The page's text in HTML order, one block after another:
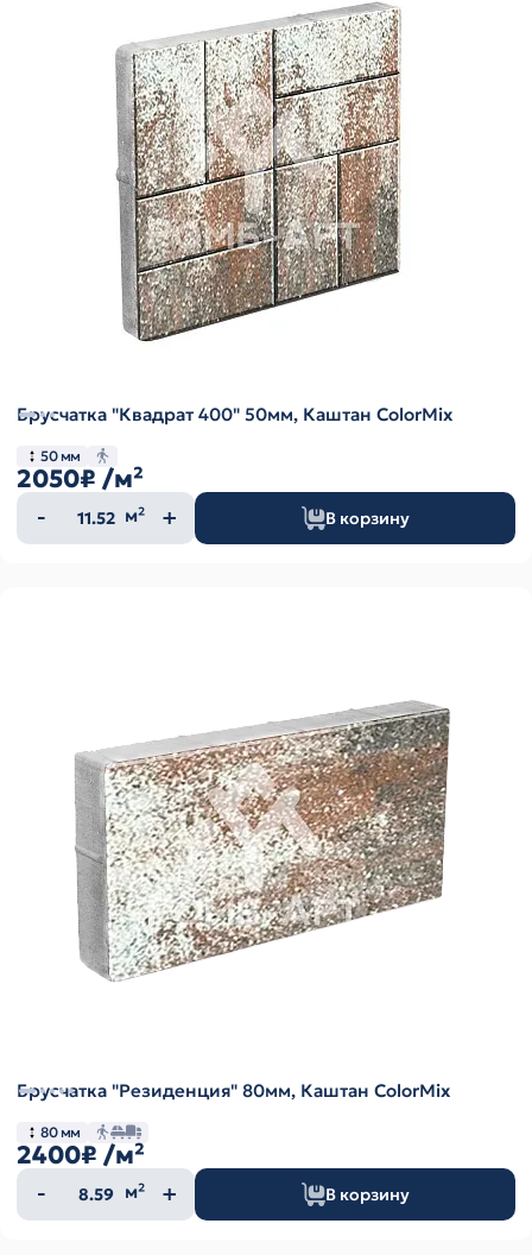
Брусчатка "Квадрат 400" 50мм, Каштан ColorMix
50 мм
2050₽ /м²
Количество
товара
м² В корзину
Брусчатка "Резиденция" 80мм, Каштан ColorMix
80 мм
2400₽ /м²
Количество
товара
м² В корзину